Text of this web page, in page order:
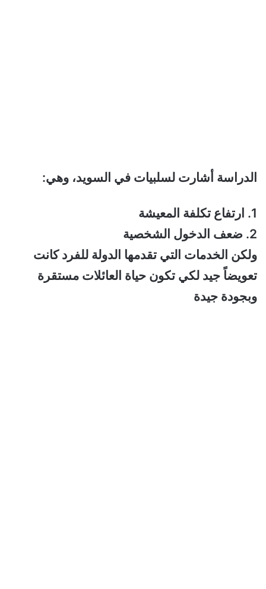
الدراسة أشارت لسلبيات في السويد، وهي:
1. ارتفاع تكلفة المعيشة
2. ضعف الدخول الشخصية
ولكن الخدمات التي تقدمها الدولة للفرد كانت
تعويضاً جيد لكي تكون حياة العائلات مستقرة
وبجودة جيدة